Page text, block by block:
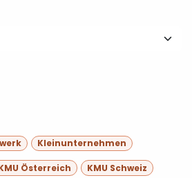
Kleinunternehmen
Österreich KMU Schweiz